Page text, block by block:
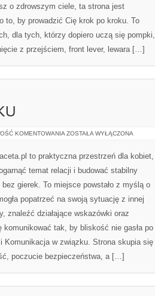
o zdrowszym ciele, ta strona jest
to, by prowadzić Cię krok po kroku. To
dla tych, którzy dopiero uczą się pompki,
z przejściem, front lever, lewara […]
KOMENTOWANIA KOMUNIKACJA
ZOSTAŁA WYŁĄCZONA
to praktyczna przestrzeń dla kobiet,
temat relacji i budować stabilny
bez gierek. To miejsce powstało z myślą o
popatrzeć na swoją sytuację z innej
znaleźć działające wskazówki oraz
komunikować tak, by bliskość nie gasła po
Komunikacja w związku. Strona skupia się
poczucie bezpieczeństwa, a […]